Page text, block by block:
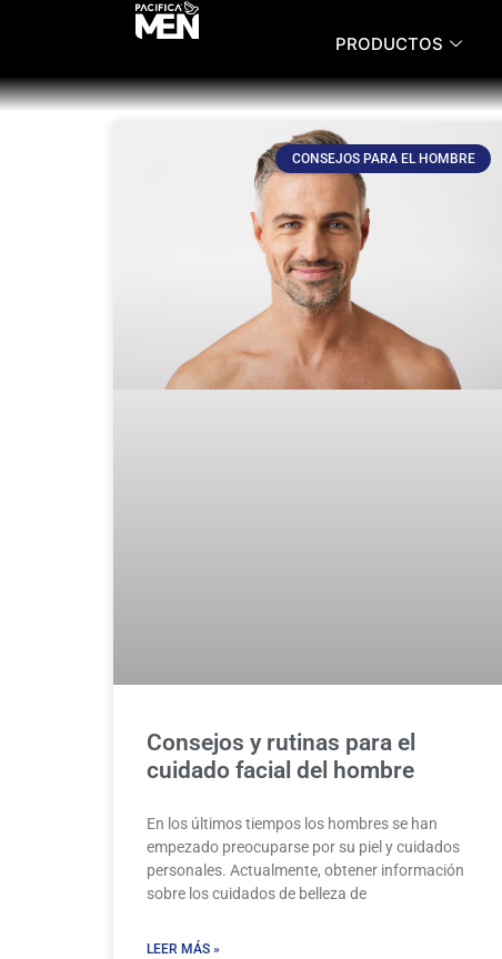
PRODUCTOS
CONSEJOS PARA EL HOMBRE
Consejos y rutinas para el
cuidado facial del hombre
En los últimos tiempos los hombres se han
empezado preocuparse por su piel y cuidados
personales. Actualmente, obtener información
sobre los cuidados de belleza de
LEER MÁS »